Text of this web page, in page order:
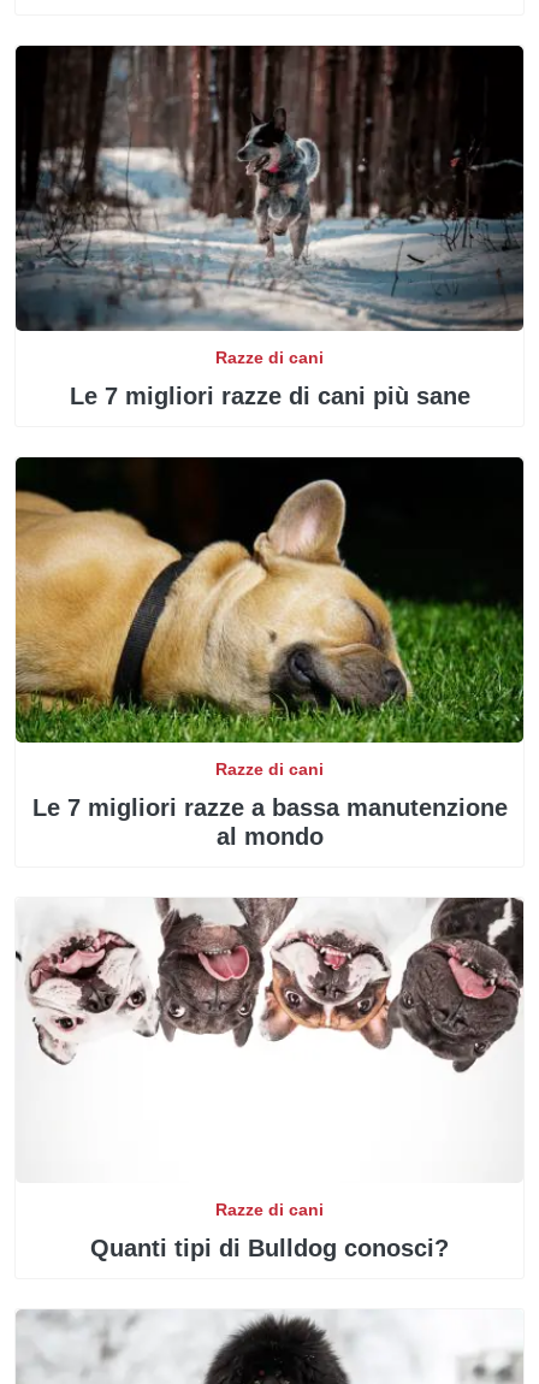
Razze di cani
Le 7 migliori razze di cani più sane
Razze di cani
Le 7 migliori razze a bassa manutenzione
al mondo
Razze di cani
Quanti tipi di Bulldog conosci?